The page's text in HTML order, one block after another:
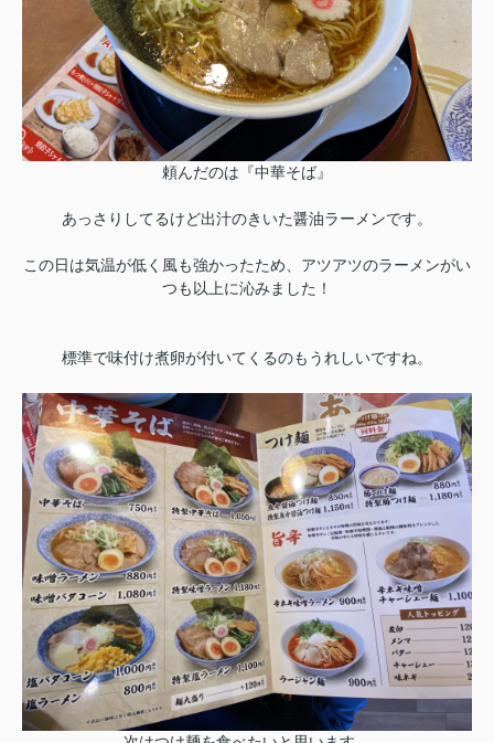
頼んだのは『中華そば』
あっさりしてるけど出汁のきいた醤油ラーメンです。
この日は気温が低く風も強かったため、アツアツのラーメンがい
つも以上に沁みました！
標準で味付け煮卵が付いてくるのもうれしいですね。